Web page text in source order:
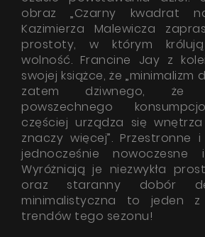
Design Series
Okapy ze spiekami kwarcowymi
Nortberg Laminam
Okapy ze szkłem artystycznym
Nortberg ArtGlass
Okapy z ceramiki
Nortberg Ceramic
SuperSlient Series
ZOBACZ
FAQ - najczęściej
pytania
ZOBACZ
obraz „Czarny kwadrat
Kazimierza Malewicza
prostoty, w którym
wolność. Francine Jay z
swojej książce, że „minimalizm
zatem dziwnego, że
powszechnego
częściej urządza się
znaczy więcej”. Przestronne
jednocześnie nowoczesne
Wyróżniają je niezwykła
oraz staranny dobór
minimalistyczna to jeden z
trendów tego sezonu!